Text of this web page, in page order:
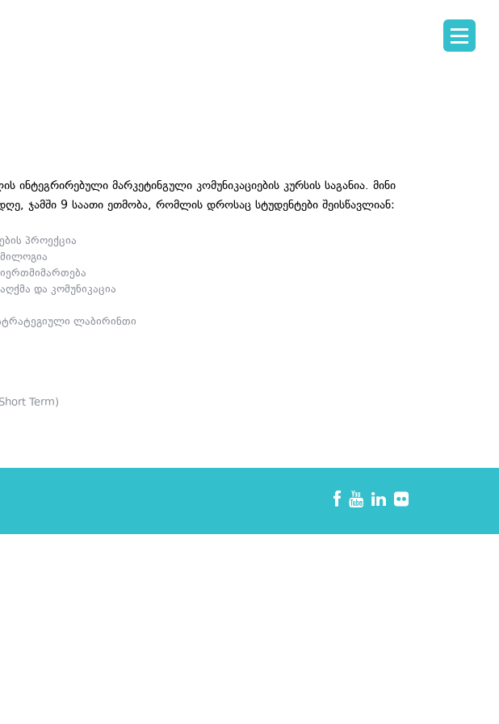
ინტეგრირებული მარკეტინგული კომუნიკაციების კურსის საგანია. მინი
ჯამში 9 საათი ეთმობა, რომლის დროსაც სტუდენტები შეისწავლიან:
პროექცია
და კომუნიკაცია
ლაბირინთი
Term)